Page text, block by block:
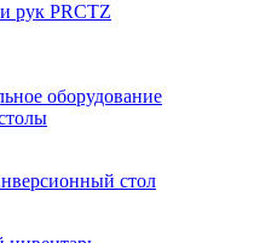
рук PRCTZ
оборудование
стол